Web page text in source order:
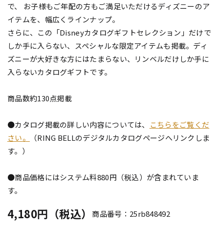
で、 お子様もご年配の方もご満足いただけるディズニーのア
イテムを、幅広くラインナップ。
さらに、この「Disneyカタログギフトセレクション」だけで
しか手に入らない、スペシャルな限定アイテムも掲載。ディ
ズニーが大好きな方にはたまらない、リンベルだけしか手に
入らないカタログギフトです。
商品数約130点掲載
●カタログ掲載の詳しい内容については、
こちらをご覧くだ
さい。
（RING BELLのデジタルカタログページへリンクしま
す。）
●商品価格にはシステム料880円（税込）が含まれていま
す。
4,180円（税込） 商品番号：25rb848492